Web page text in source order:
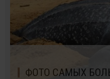
ФОТО САМЫХ